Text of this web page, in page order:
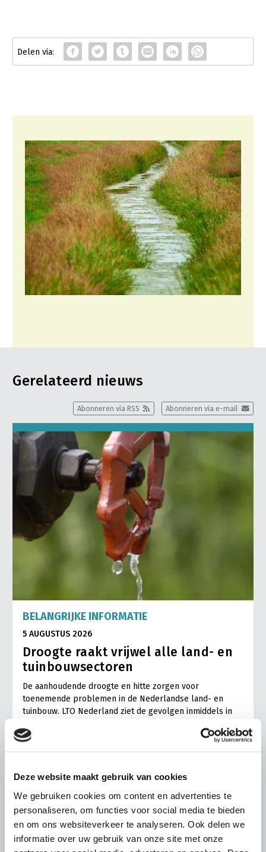
Deze website maakt gebruik van cookies
We gebruiken cookies om content en advertenties te
personaliseren, om functies voor social media te bieden
en om ons websiteverkeer te analyseren. Ook delen we
informatie over uw gebruik van onze site met onze
Gerelateerd nieuws
Abonneren via e-mail
Abonneren via RSS
BELANGRIJKE INFORMATIE
5 AUGUSTUS 2026
Droogte raakt vrijwel alle land- en
tuinbouwsectoren
De aanhoudende droogte en hitte zorgen voor
toenemende problemen in de Nederlandse land- en
tuinbouw. LTO Nederland ziet de gevolgen inmiddels in
Lees meer